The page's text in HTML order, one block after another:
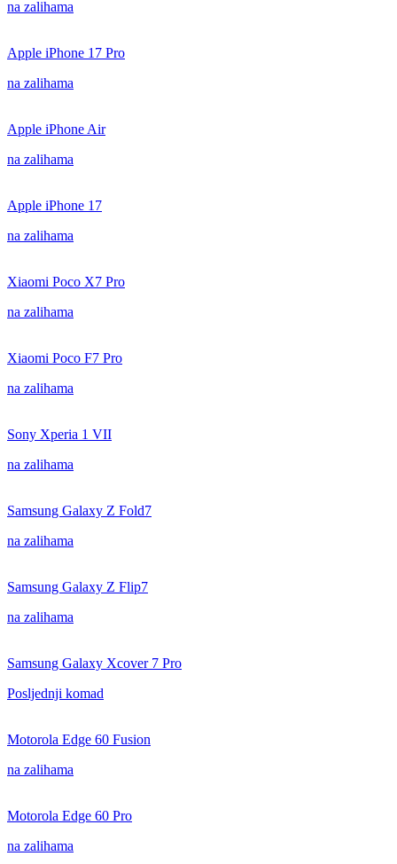
na zalihama
Apple iPhone 17 Pro
na zalihama
Apple iPhone Air
na zalihama
Apple iPhone 17
na zalihama
Xiaomi Poco X7 Pro
na zalihama
Xiaomi Poco F7 Pro
na zalihama
Sony Xperia 1 VII
na zalihama
Samsung Galaxy Z Fold7
na zalihama
Samsung Galaxy Z Flip7
na zalihama
Samsung Galaxy Xcover 7 Pro
Posljednji komad
Motorola Edge 60 Fusion
na zalihama
Motorola Edge 60 Pro
na zalihama